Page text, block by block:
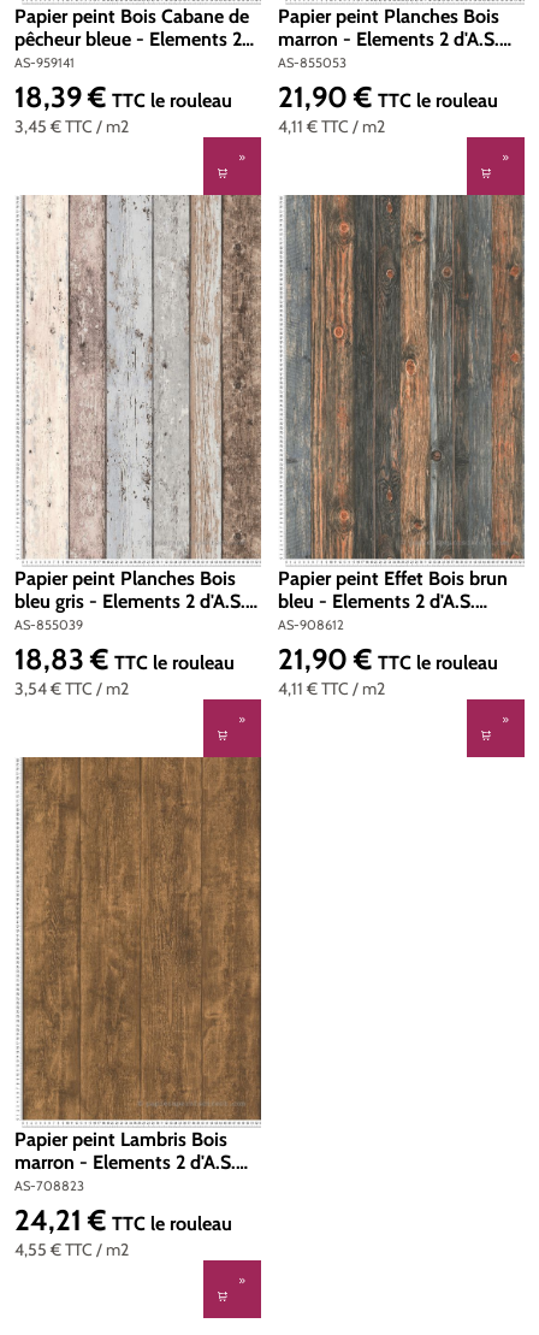
Papier peint Bois Cabane de
pêcheur bleue - Elements 2
d'A.S. Création | Réf. AS-
959141
AS-959141
3,45 €TTC / m2
Prix régulier :
18,39 € TTC le rouleau
Papier peint Planches Bois
marron - Elements 2 d'A.S.
Création | Réf. AS-855053
AS-855053
4,11 €TTC / m2
Prix régulier :
21,90 € TTC le rouleau
Papier peint Planches Bois
bleu gris - Elements 2 d'A.S.
Création | Réf. AS-855039
AS-855039
3,54 €TTC / m2
Prix régulier :
18,83 € TTC le rouleau
Papier peint Effet Bois brun
bleu - Elements 2 d'A.S.
Création | Réf. AS-908612
AS-908612
4,11 €TTC / m2
Prix régulier :
21,90 € TTC le rouleau
Papier peint Lambris Bois
marron - Elements 2 d'A.S.
Création | Réf. AS-708823
AS-708823
4,55 €TTC / m2
Prix régulier :
24,21 € TTC le rouleau